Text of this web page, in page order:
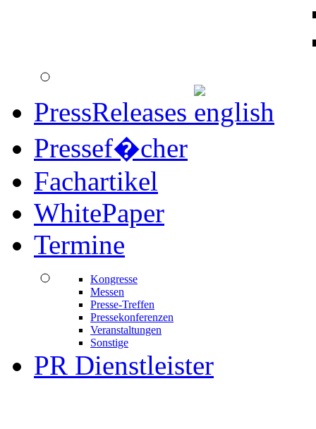
PressReleases
Pressef�cher
Fachartikel
WhitePaper
Termine
Kongresse
Messen
Presse-Treffen
Pressekonferenzen
Veranstaltungen
Sonstige
PR Dienstleister